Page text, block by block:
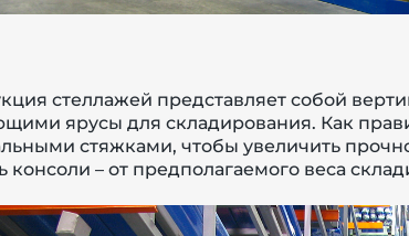
стеллажей представляет собой
ярусы для складирования. Как
стяжками, чтобы увеличить
консоли – от предполагаемого веса